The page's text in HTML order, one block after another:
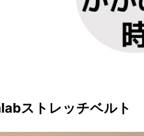
ストレッチベルト